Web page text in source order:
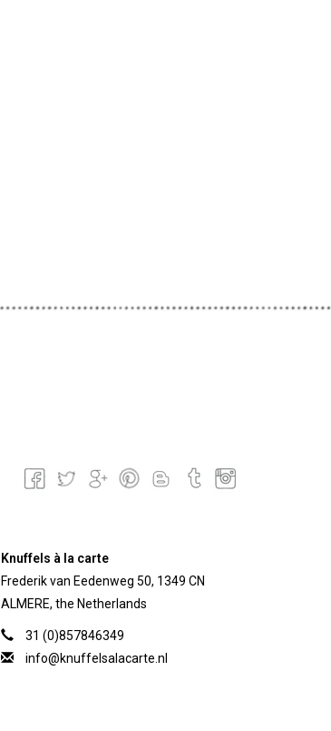
Knuffels à la carte
Frederik van Eedenweg 50, 1349 CN
ALMERE, the Netherlands
31 (0)857846349
info@knuffelsalacarte.nl